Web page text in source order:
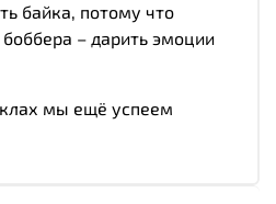
байка, потому что
боббера – дарить эмоции
мы ещё успеем